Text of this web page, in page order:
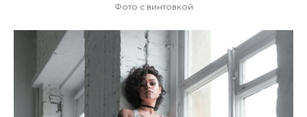
Фото с винтовкой